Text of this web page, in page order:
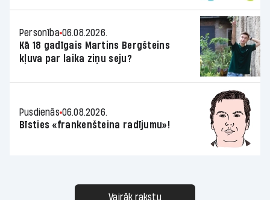
Personība 06.08.2026.
Kā 18 gadīgais Martins Bergšteins
kļuva par laika ziņu seju?
Pusdienās 06.08.2026.
Bīsties «frankenšteina radījumu»!
Vairāk rakstu